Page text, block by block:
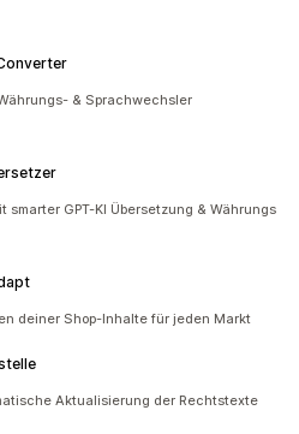
& Sprachwechsler
smarter GPT-KI Übersetzung & Währungs
deiner Shop-Inhalte für jeden Markt
Aktualisierung der Rechtstexte